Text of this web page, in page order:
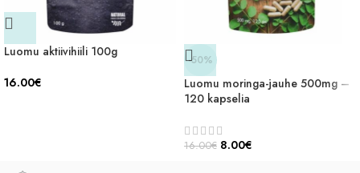
Luomu aktiivihiili 100g
16.00€
-50%
Luomu moringa-jauhe 500mg –
120 kapselia
16.00€ 8.00€